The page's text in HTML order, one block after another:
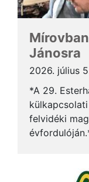
Jánosra
2026. július
*A 29.
felvidéki